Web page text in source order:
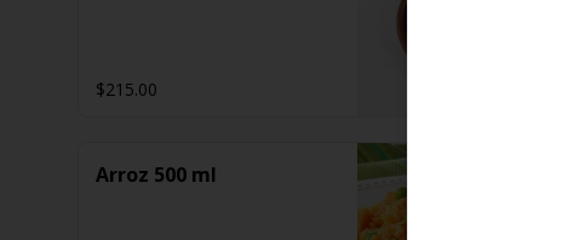
$215.00
Arroz 500 ml